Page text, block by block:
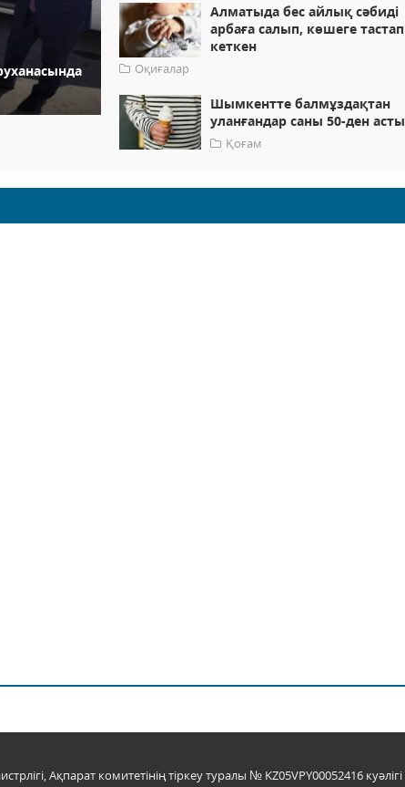
Алматыда бес айлық сәбиді
арбаға салып, көшеге тастап
кеткен
Оқиғалар
Шымкентте балмұздақтан
уланғандар саны 50-ден асты
Қоғам
Ақпарат комитетінің тіркеу туралы № KZ05VPY00052416 куәлігі